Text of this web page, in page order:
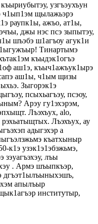
узгъэухъун
щылажьэрэ
раупк1ы, ажъо, ат1ы,
джы нэс псэ зыпытэу,
шъэбэ ш1агъоу агук1и
Тинартымэ
къыдэк1огъэ
аш1э, къыч1ажъук1ырэ
аш1ы, ч1ым щизы
Зыгорэк1э
псыхьагъэу, псэоу,
Арэу гу1эхэрэм,
Лъэхъух, alo,
Лъэхъух, ау
адыгэхэр а
къатхыныр
к1э узэк1э1эбэжьмэ,
лъы
. Армэ шъыпкъэр,
дгъэт1ылъыныхэшъ,
апылъыр
институтыр,